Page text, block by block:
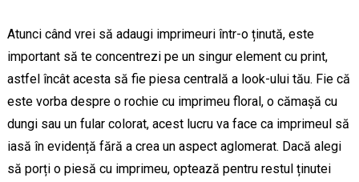
Atunci când vrei să adaugi imprimeuri într-o ținută, este
important să te concentrezi pe un singur element cu print,
astfel încât acesta să fie piesa centrală a look-ului tău. Fie că
este vorba despre o rochie cu imprimeu floral, o cămașă cu
dungi sau un fular colorat, acest lucru va face ca imprimeul să
iasă în evidență fără a crea un aspect aglomerat. Dacă alegi
să porți o piesă cu imprimeu, optează pentru restul ținutei